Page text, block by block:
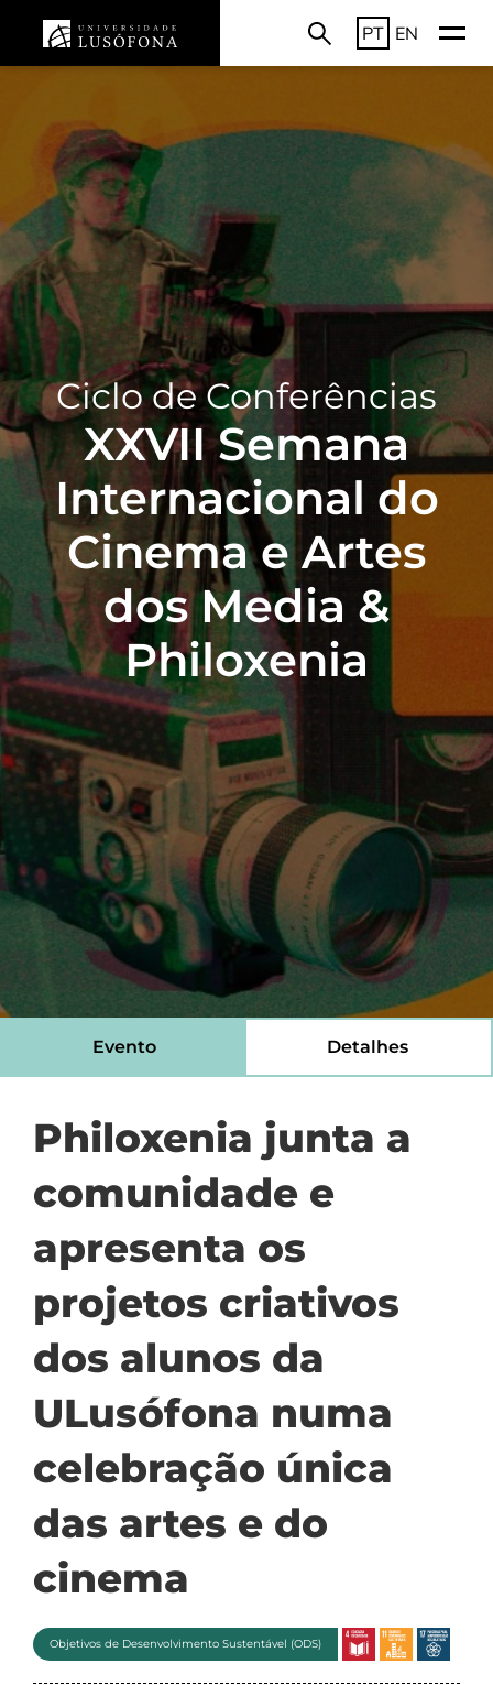
PT EN
Ciclo de Conferências
XXVII Semana
Internacional do
Cinema e Artes
dos Media &
Philoxenia
Evento Detalhes
Philoxenia junta a
comunidade e
apresenta os
projetos criativos
dos alunos da
ULusófona numa
celebração única
das artes e do
cinema
Objetivos de Desenvolvimento Sustentável (ODS)